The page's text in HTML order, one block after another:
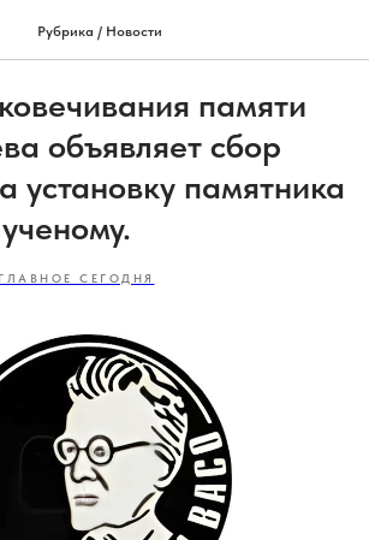
Рубрика / Новости
памяти
объявляет сбор
установку памятника
ГЛАВНОЕ СЕГОДНЯ